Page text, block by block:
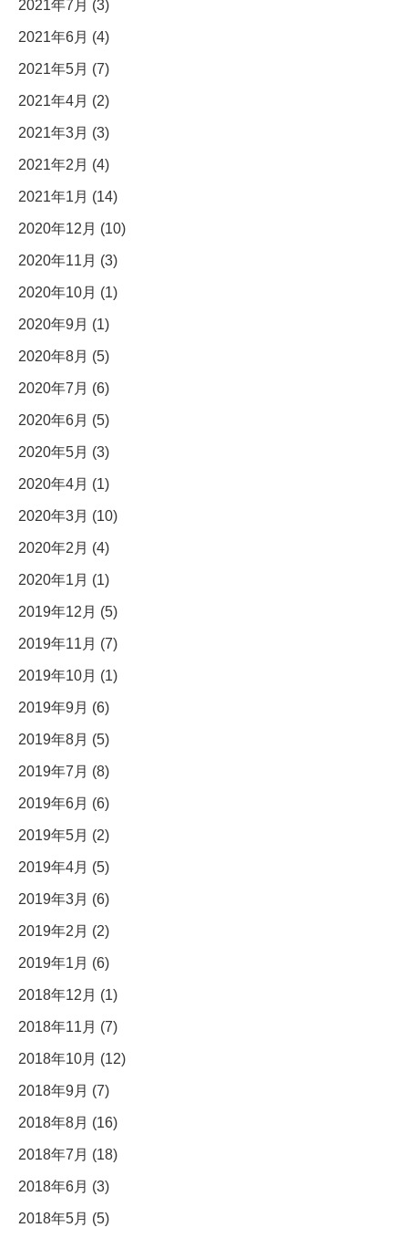
2021年7月 (3)
2021年6月 (4)
2021年5月 (7)
2021年4月 (2)
2021年3月 (3)
2021年2月 (4)
2021年1月 (14)
2020年12月 (10)
2020年11月 (3)
2020年10月 (1)
2020年9月 (1)
2020年8月 (5)
2020年7月 (6)
2020年6月 (5)
2020年5月 (3)
2020年4月 (1)
2020年3月 (10)
2020年2月 (4)
2020年1月 (1)
2019年12月 (5)
2019年11月 (7)
2019年10月 (1)
2019年9月 (6)
2019年8月 (5)
2019年7月 (8)
2019年6月 (6)
2019年5月 (2)
2019年4月 (5)
2019年3月 (6)
2019年2月 (2)
2019年1月 (6)
2018年12月 (1)
2018年11月 (7)
2018年10月 (12)
2018年9月 (7)
2018年8月 (16)
2018年7月 (18)
2018年6月 (3)
2018年5月 (5)